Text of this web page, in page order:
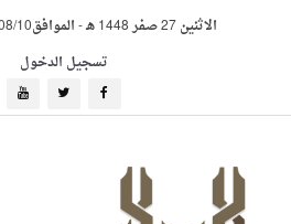
الاثنين 27 صفر 1448 هـ -الموافق2026/08/10م
تسجيل الدخول